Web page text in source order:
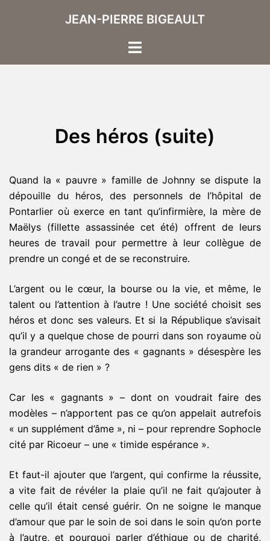
JEAN-PIERRE BIGEAULT
Ouvrir/fermer
Des héros (suite)
Quand la « pauvre » famille de Johnny se dispute la
dépouille du héros, des personnels de l’hôpital de
Pontarlier où exerce en tant qu’infirmière, la mère de
Maëlys (fillette assassinée cet été) offrent de leurs
heures de travail pour permettre à leur collègue de
prendre un congé et de se reconstruire.
L’argent ou le cœur, la bourse ou la vie, et même, le
talent ou l’attention à l’autre ! Une société choisit ses
héros et donc ses valeurs. Et si la République s’avisait
qu’il y a quelque chose de pourri dans son royaume où
la grandeur arrogante des « gagnants » désespère les
gens dits « de rien » ?
Car les « gagnants » – dont on voudrait faire des
modèles – n’apportent pas ce qu’on appelait autrefois
« un supplément d’âme », ni – pour reprendre Sophocle
cité par Ricoeur – une « timide espérance ».
Et faut-il ajouter que l’argent, qui confirme la réussite,
a vite fait de révéler la plaie qu’il ne fait qu’ajouter à
celle qu’il était censé guérir. On ne soigne le manque
d’amour que par le soin de soi dans le soin qu’on porte
à l’autre, et pourquoi parler d’éthique ou de charité,